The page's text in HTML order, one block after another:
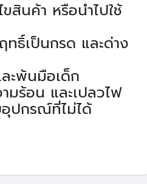
สินค้า หรือนำไปใช้
ทธิ์เป็นกรด และด่าง
ะพ้นมือเด็ก
มร้อน และเปลวไฟ
อุปกรณ์ที่ไม่ได้